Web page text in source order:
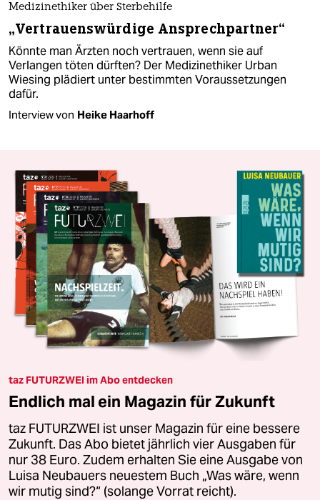
Medizinethiker über Sterbehilfe
„Vertrauenswürdige Ansprechpartner“
Könnte man Ärzten noch vertrauen, wenn sie auf
Verlangen töten dürften? Der Medizinethiker Urban
Wiesing plädiert unter bestimmten Voraussetzungen
dafür.
Interview von Heike Haarhoff
taz FUTURZWEI im Abo entdecken
Endlich mal ein Magazin für Zukunft
taz FUTURZWEI ist unser Magazin für eine bessere
Zukunft. Das Abo bietet jährlich vier Ausgaben für
nur 38 Euro. Zudem erhalten Sie eine Ausgabe von
Luisa Neubauers neuestem Buch „Was wäre, wenn
wir mutig sind?“ (solange Vorrat reicht).